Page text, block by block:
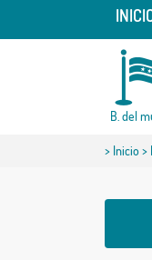
B. del
> Inicio>